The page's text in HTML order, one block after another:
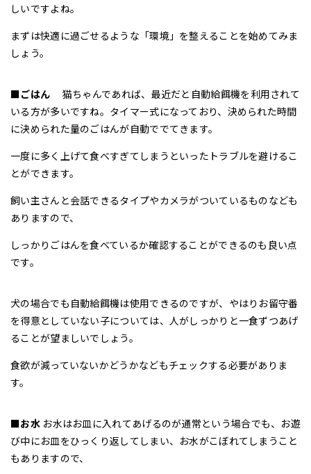
しいですよね。
まずは快適に過ごせるような「環境」を整えることを始めてみま
しょう。
■ごはん 猫ちゃんであれば、最近だと自動給餌機を利用されて
いる方が多いですね。タイマー式になっており、決められた時間
に決められた量のごはんが自動ででてきます。
一度に多く上げて食べすぎてしまうといったトラブルを避けるこ
とができます。
飼い主さんと会話できるタイプやカメラがついているものなども
ありますので、
しっかりごはんを食べているか確認することができるのも良い点
です。
犬の場合でも自動給餌機は使用できるのですが、やはりお留守番
を得意としていない子については、人がしっかりと一食ずつあげ
ることが望ましいでしょう。
食欲が減っていないかどうかなどもチェックする必要がありま
す。
■お水お水はお皿に入れてあげるのが通常という場合でも、お遊
び中にお皿をひっくり返してしまい、お水がこぼれてしまうこと
もありますので、